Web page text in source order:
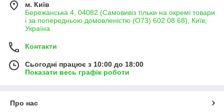
м. Київ
Бережанська 4, 04082 (Самовивіз тільки на окремі товари
і за попередньою домовленістю (О73) 602 08 68), Київ,
Україна
Контакти
Сьогодні працює з 10:00 до 18:00
Показати весь графік роботи
Про нас